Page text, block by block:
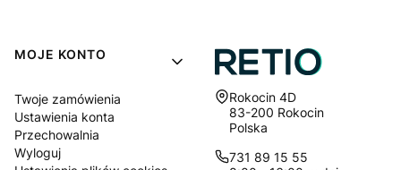
MOJE KONTO
Twoje zamówienia
Ustawienia konta
Przechowalnia
Wyloguj
Adres:
Rokocin 4D
83-200 Rokocin
Polska
731 89 15 55